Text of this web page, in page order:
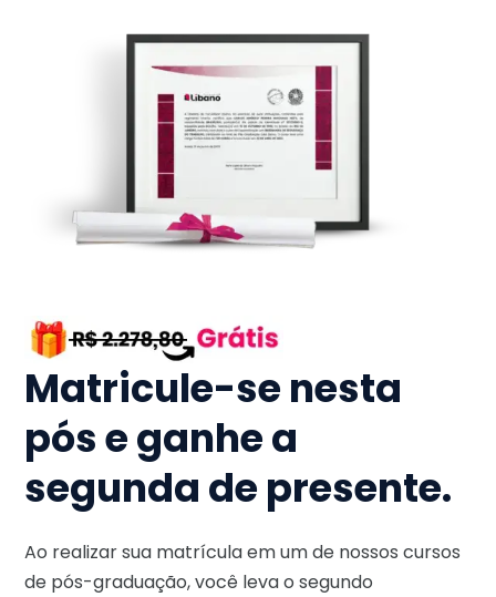
Matricule-se nesta
pós e ganhe a
segunda de presente.
Ao realizar sua matrícula em um de nossos cursos
de pós-graduação, você leva o segundo